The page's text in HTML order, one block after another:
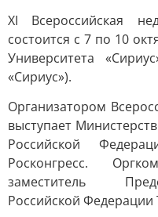
XI Всероссийская
состоится с 7 по 10
Университета
«Сириус»).
Организатором
выступает
Российской
Росконгресс.
заместитель
Российской Федерации